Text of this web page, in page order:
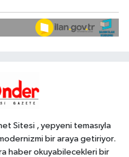
çarptı!
Sitesi , yepyeni temasıyla
bir araya getiriyor.
haber okuyabilecekleri bir